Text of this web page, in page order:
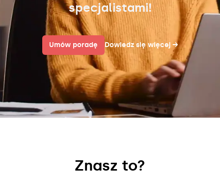
specjalistami!
Umów poradę Dowiedz się więcej →
Znasz to?